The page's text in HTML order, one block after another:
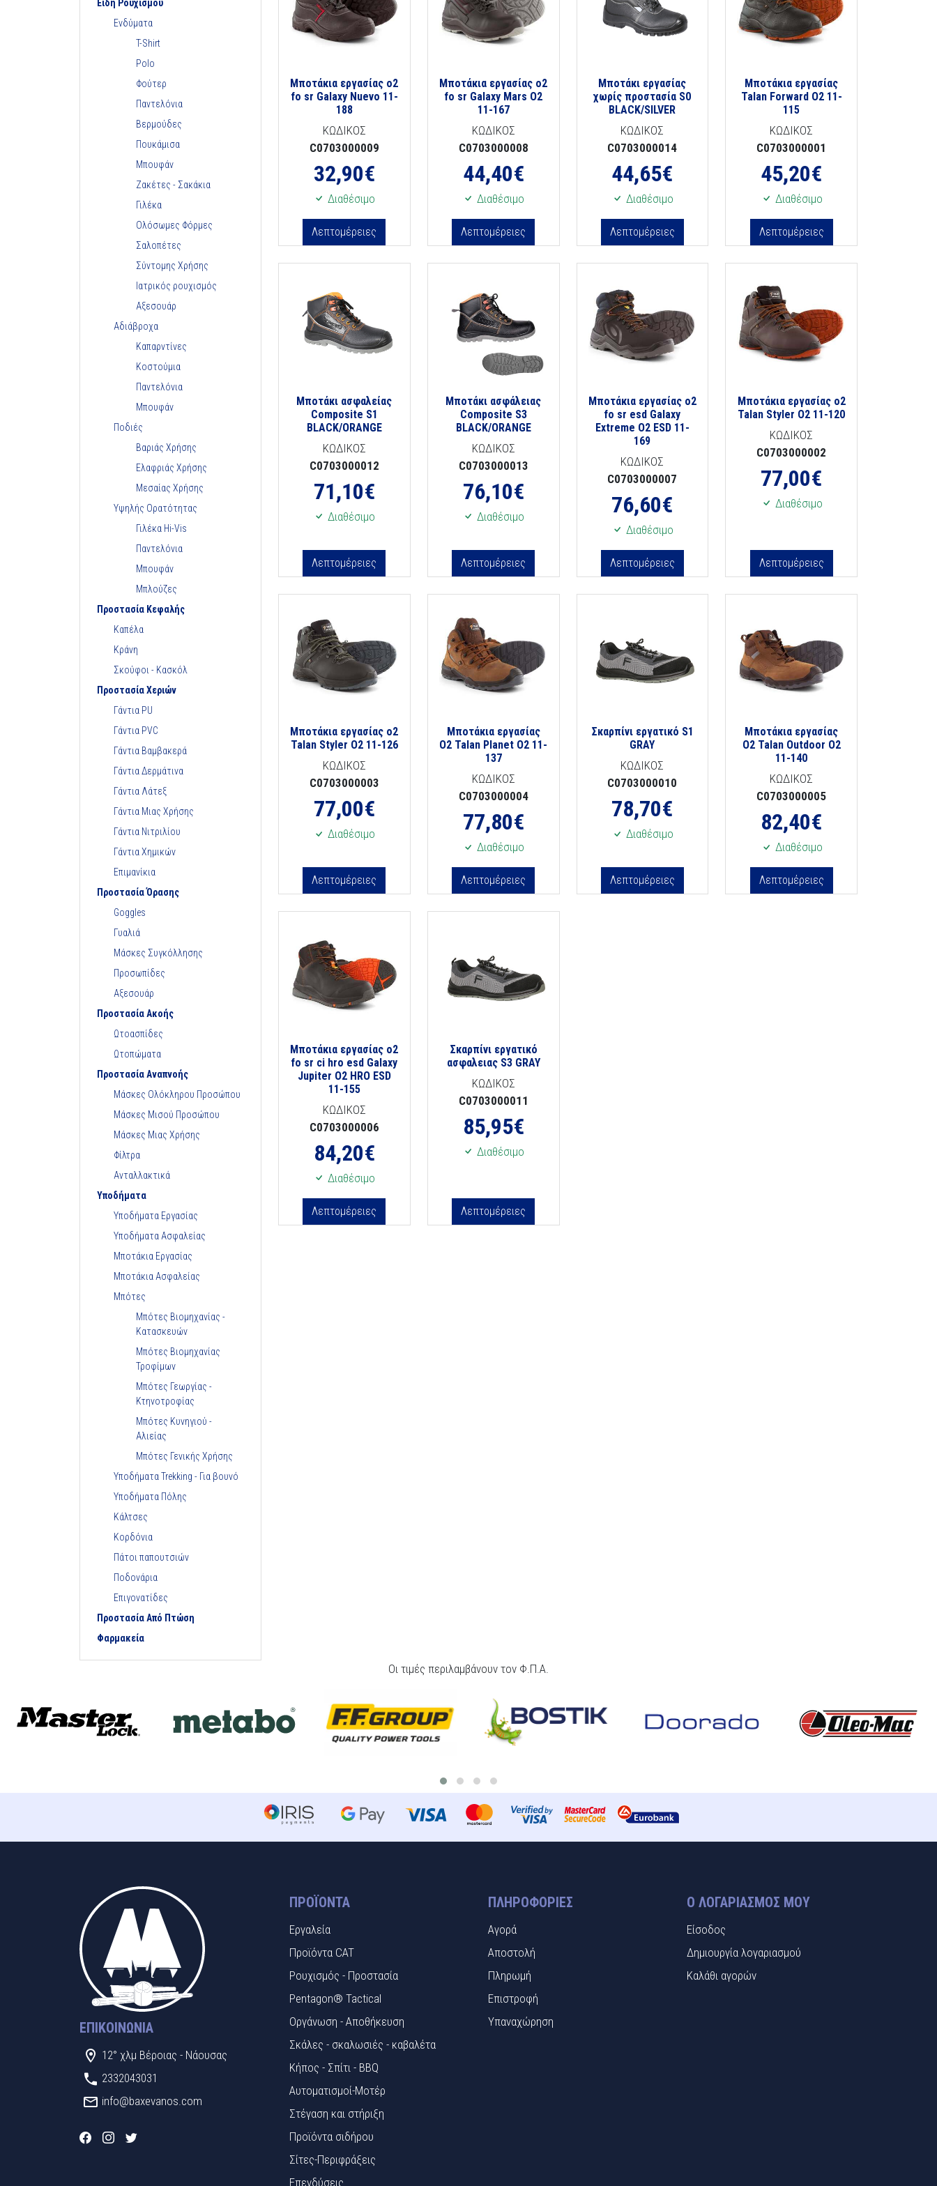
Είδη Ρουχισμού
Ενδύματα
T-Shirt
Polo
Φούτερ
Παντελόνια
Βερμούδες
Πουκάμισα
Μπουφάν
Ζακέτες - Σακάκια
Γιλέκα
Ολόσωμες Φόρμες
Σαλοπέτες
Σύντομης Χρήσης
Ιατρικός ρουχισμός
Αξεσουάρ
Αδιάβροχα
Καπαρντίνες
Κοστούμια
Παντελόνια
Μπουφάν
Ποδιές
Βαριάς Χρήσης
Ελαφριάς Χρήσης
Μεσαίας Χρήσης
Υψηλής Ορατότητας
Γιλέκα Hi-Vis
Παντελόνια
Μπουφάν
Μπλούζες
Προστασία Κεφαλής
Καπέλα
Κράνη
Σκούφοι - Κασκόλ
Προστασία Χεριών
Γάντια PU
Γάντια PVC
Γάντια Βαμβακερά
Γάντια Δερμάτινα
Γάντια Λάτεξ
Γάντια Μιας Χρήσης
Γάντια Νιτριλίου
Γάντια Χημικών
Επιμανίκια
Προστασία Όρασης
Goggles
Γυαλιά
Μάσκες Συγκόλλησης
Προσωπίδες
Αξεσουάρ
Προστασία Ακοής
Ωτοασπίδες
Ωτοπώματα
Προστασία Αναπνοής
Μάσκες Ολόκληρου Προσώπου
Μάσκες Μισού Προσώπου
Μάσκες Μιας Χρήσης
Φίλτρα
Ανταλλακτικά
Υποδήματα
Υποδήματα Εργασίας
Υποδήματα Ασφαλείας
Μποτάκια Εργασίας
Μποτάκια Ασφαλείας
Μπότες
Μπότες Βιομηχανίας -
Κατασκευών
Μπότες Βιομηχανίας
Τροφίμων
Μπότες Γεωργίας -
Κτηνοτροφίας
Μπότες Κυνηγιού -
Αλιείας
Μπότες Γενικής Χρήσης
Υποδήματα Trekking - Για βουνό
Υποδήματα Πόλης
Κάλτσες
Κορδόνια
Πάτοι παπουτσιών
Ποδονάρια
Επιγονατίδες
Προστασία Από Πτώση
Φαρμακεία
Μποτάκια εργασίας o2
fo sr Galaxy Nuevo 11-
188
ΚΩΔΙΚΟΣ
C0703000009
32,90€
Διαθέσιμο
Λεπτομέρειες
Μποτάκια εργασίας o2
fo sr Galaxy Mars Ο2
11-167
ΚΩΔΙΚΟΣ
C0703000008
44,40€
Διαθέσιμο
Λεπτομέρειες
Μποτάκι εργασίας
χωρίς προστασία S0
BLACK/SILVER
ΚΩΔΙΚΟΣ
C0703000014
44,65€
Διαθέσιμο
Λεπτομέρειες
Μποτάκια εργασίας
Talan Forward O2 11-
115
ΚΩΔΙΚΟΣ
C0703000001
45,20€
Διαθέσιμο
Λεπτομέρειες
Μποτάκι ασφαλείας
Composite S1
BLACK/ORANGE
ΚΩΔΙΚΟΣ
C0703000012
71,10€
Διαθέσιμο
Λεπτομέρειες
Μποτάκι ασφάλειας
Composite S3
BLACK/ORANGE
ΚΩΔΙΚΟΣ
C0703000013
76,10€
Διαθέσιμο
Λεπτομέρειες
Μποτάκια εργασίας o2
fo sr esd Galaxy
Extreme Ο2 ESD 11-
169
ΚΩΔΙΚΟΣ
C0703000007
76,60€
Διαθέσιμο
Λεπτομέρειες
Μποτάκια εργασίας o2
Talan Styler O2 11-120
ΚΩΔΙΚΟΣ
C0703000002
77,00€
Διαθέσιμο
Λεπτομέρειες
Μποτάκια εργασίας o2
Talan Styler O2 11-126
ΚΩΔΙΚΟΣ
C0703000003
77,00€
Διαθέσιμο
Λεπτομέρειες
Μποτάκια εργασίας
Ο2 Talan Planet O2 11-
137
ΚΩΔΙΚΟΣ
C0703000004
77,80€
Διαθέσιμο
Λεπτομέρειες
Σκαρπίνι εργατικό S1
GRAY
ΚΩΔΙΚΟΣ
C0703000010
78,70€
Διαθέσιμο
Λεπτομέρειες
Μποτάκια εργασίας
Ο2 Talan Outdoor O2
11-140
ΚΩΔΙΚΟΣ
C0703000005
82,40€
Διαθέσιμο
Λεπτομέρειες
Μποτάκια εργασίας o2
fo sr ci hro esd Galaxy
Jupiter Ο2 HRO ESD
11-155
ΚΩΔΙΚΟΣ
C0703000006
84,20€
Διαθέσιμο
Λεπτομέρειες
Σκαρπίνι εργατικό
ασφαλειας S3 GRAY
ΚΩΔΙΚΟΣ
C0703000011
85,95€
Διαθέσιμο
Λεπτομέρειες
Οι τιμές περιλαμβάνουν τον Φ.Π.Α.
ΕΠΙΚΟΙΝΩΝΊΑ
12° χλμ Βέροιας - Νάουσας
2332043031
info@baxevanos.com
ΠΡΟΪΌΝΤΑ
Εργαλεία
Προϊόντα CAT
Ρουχισμός - Προστασία
Pentagon® Tactical
Οργάνωση - Αποθήκευση
Σκάλες - σκαλωσιές - καβαλέτα
Κήπος - Σπίτι - BBQ
Αυτοματισμοί-Μοτέρ
Στέγαση και στήριξη
Προϊόντα σιδήρου
Σίτες-Περιφράξεις
Επενδύσεις
ΠΛΗΡΟΦΟΡΊΕΣ
Αγορά
Αποστολή
Πληρωμή
Επιστροφή
Υπαναχώρηση
Ο ΛΟΓΑΡΙΑΣΜΌΣ ΜΟΥ
Είσοδος
Δημιουργία λογαριασμού
Καλάθι αγορών